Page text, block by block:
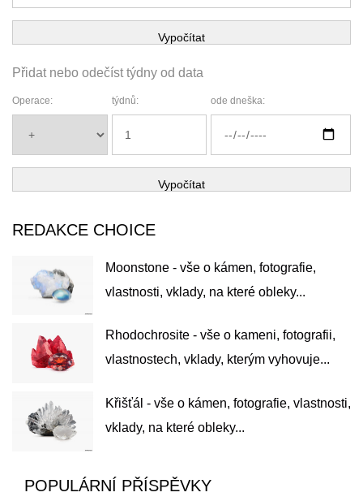
Vypočítat
Přidat nebo odečíst týdny od data
Operace: týdnů: ode dneška:
Vypočítat
REDAKCE CHOICE
Moonstone - vše o kámen, fotografie,
vlastnosti, vklady, na které obleky...
Rhodochrosite - vše o kameni, fotografii,
vlastnostech, vklady, kterým vyhovuje...
Křišťál - vše o kámen, fotografie, vlastnosti,
vklady, na které obleky...
POPULÁRNÍ PŘÍSPĚVKY